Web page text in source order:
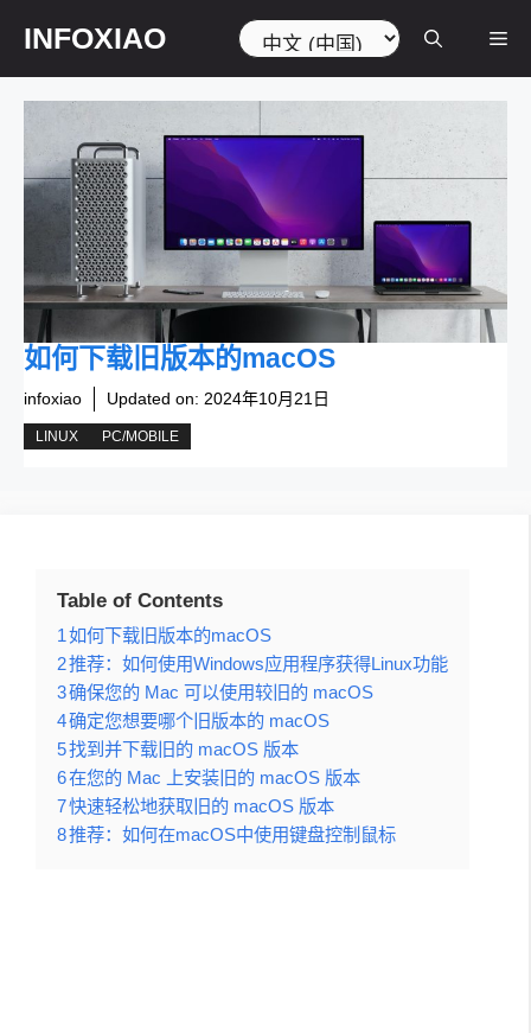
内
INFOXIAO 菜
选
择
语
如何下载旧版本的macOS
infoxiao Updated on: 2024年10月21日
LINUX PC/MOBILE
Table of Contents
1如何下载旧版本的macOS
2推荐：如何使用Windows应用程序获得Linux功能
3确保您的 Mac 可以使用较旧的 macOS
4确定您想要哪个旧版本的 macOS
5找到并下载旧的 macOS 版本
6在您的 Mac 上安装旧的 macOS 版本
7快速轻松地获取旧的 macOS 版本
8推荐：如何在macOS中使用键盘控制鼠标